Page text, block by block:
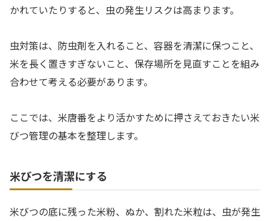
かれていたりすると、虫の発生リスクは高まります。
虫対策は、防虫剤を入れること、容器を清潔に保つこと、
米を長く置きすぎないこと、保存場所を見直すことを組み
合わせて考える必要があります。
ここでは、米唐番をより活かすために押さえておきたい米
びつ管理の基本を整理します。
米びつを清潔にする
米びつの底に残った米粉、ぬか、割れた米粒は、虫が発生